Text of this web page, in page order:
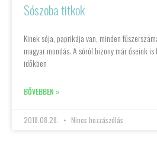
Sószoba titkok
Kinek sója, paprikája van, minden
magyar mondás. A sóról bizony már őseink
időkben
BŐVEBBEN »
2018.08.28. Nincs hozzászólás